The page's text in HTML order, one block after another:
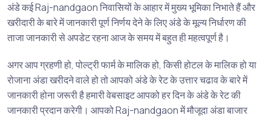
अंडे कई Raj-nandgaon निवासियों के आहार में मुख्य भूमिका निभाते हैं और
खरीदारी के बारे में जानकारी पूर्ण निर्णय देने के लिए अंडे के मूल्य निर्धारण की
ताजा जानकारी से अपडेट रहना आज के समय में बहुत ही महत्वपूर्ण है।
अगर आप ग्रहणी हो, पोल्ट्री फार्म के मालिक हो, किसी होटल के मालिक हो या
रोजाना अंडा खरीदने वाले हो तो आपको अंडे के रेट के उत्तार चढाव के बारे में
जानकारी होना जरूरी है हमारी वेबसाइट आपको हर दिन के अंडे के रेट की
जानकारी प्रदान करेगी। आपको Raj-nandgaon में मौजूदा अंडा बाजार